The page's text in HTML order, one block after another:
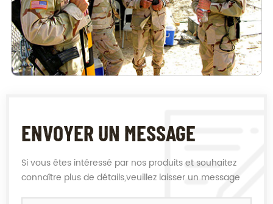
ENVOYER UN MESSAGE
Si vous êtes intéressé par nos produits et souhaitez
connaître plus de détails,veuillez laisser un message